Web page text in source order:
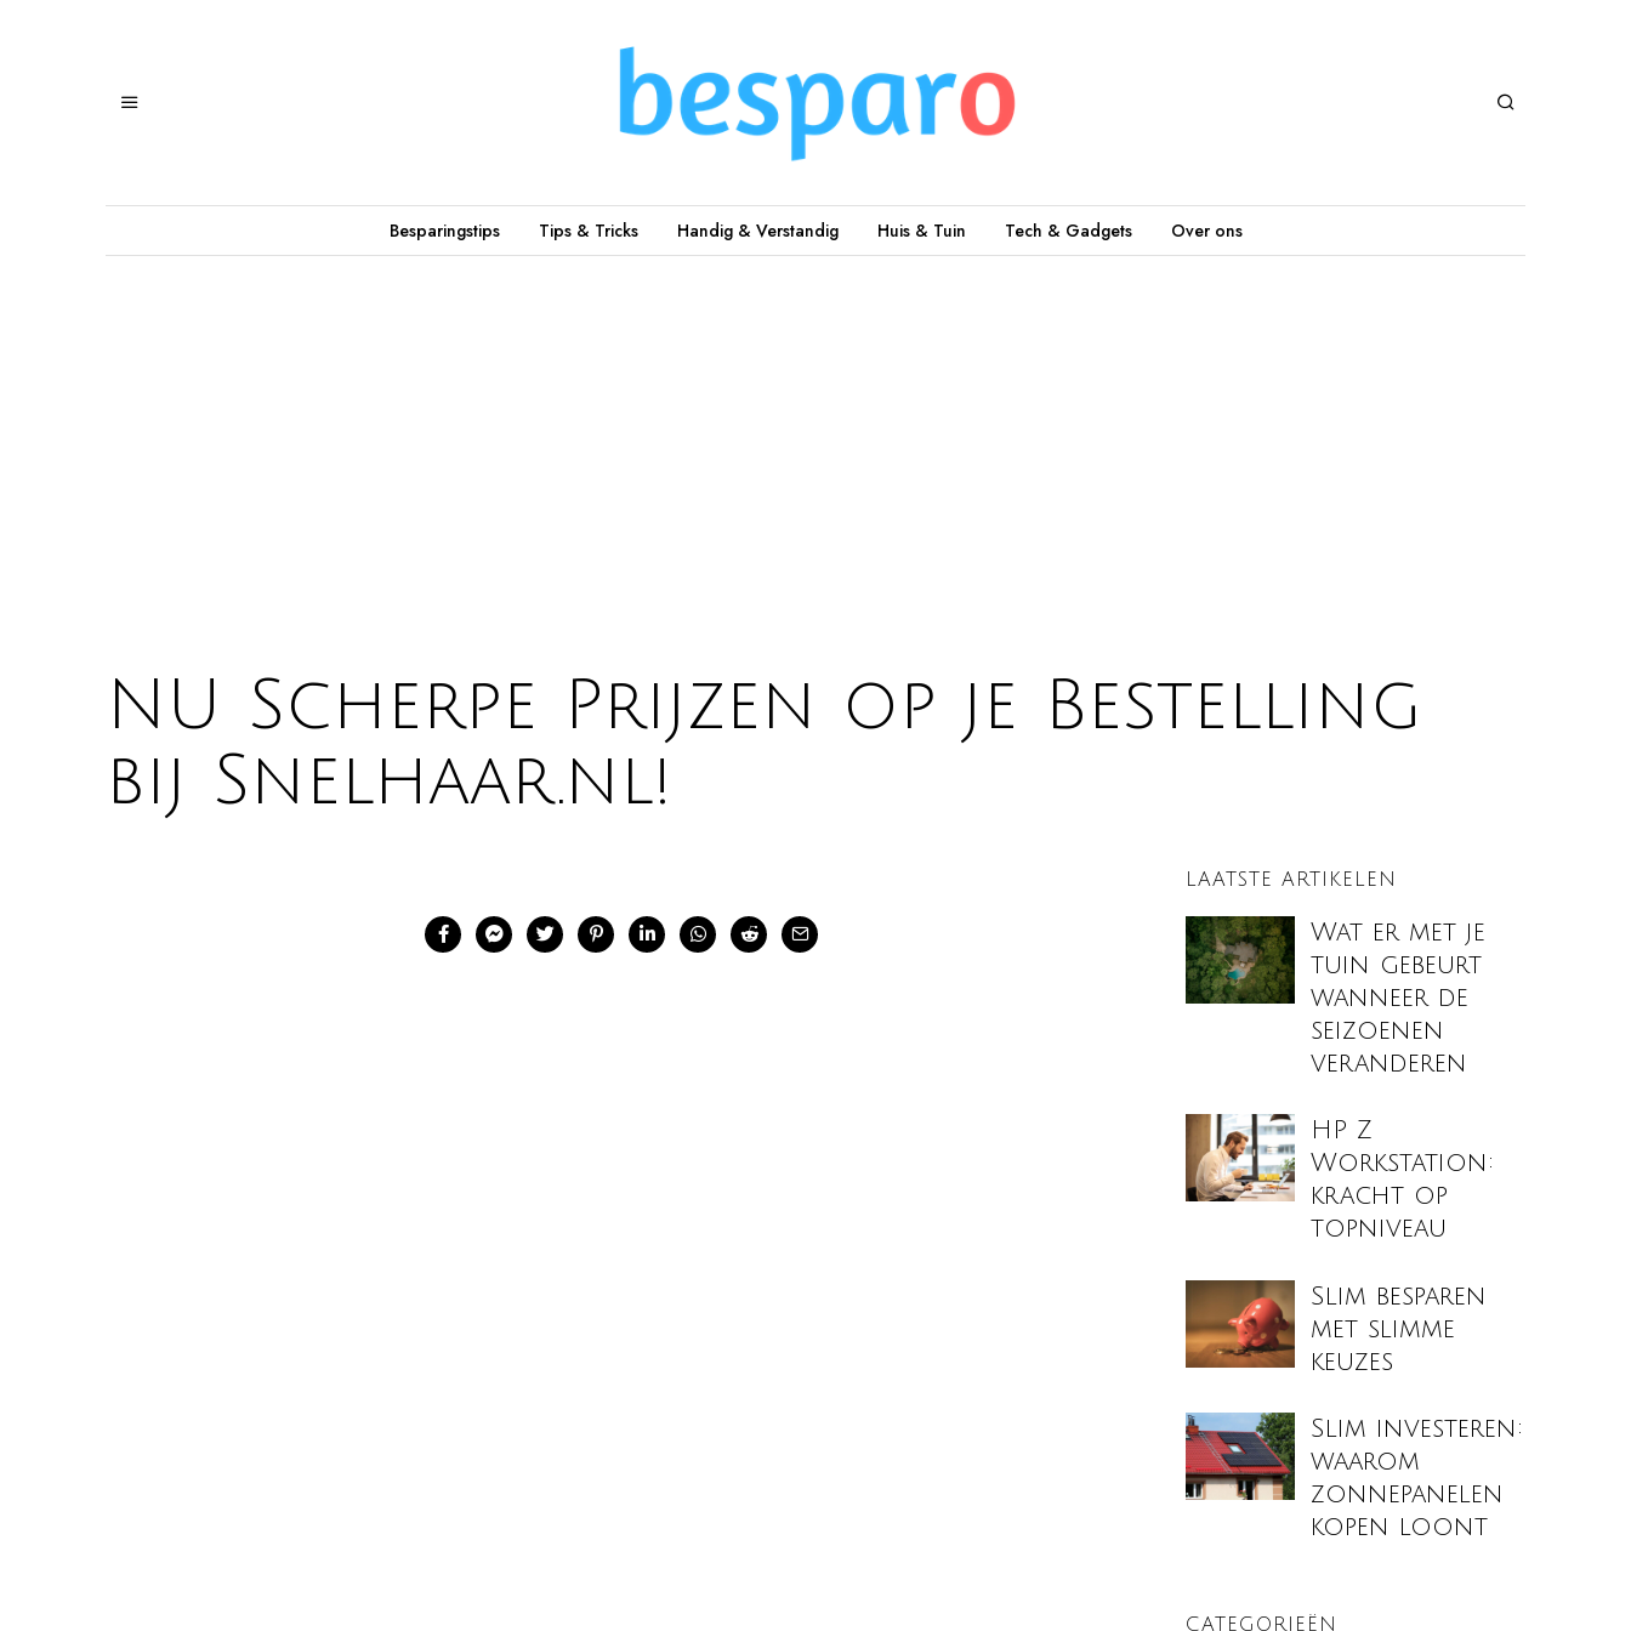
Besparingstips Tips & Tricks Handig & Verstandig Huis & Tuin Tech & Gadgets Over ons
NU Scherpe Prijzen op je Bestelling
bij Snelhaar.nl!
LAATSTE ARTIKELEN
Wat er met je
tuin gebeurt
wanneer de
seizoenen
veranderen
HP Z
Workstation:
kracht op
topniveau
Slim besparen
met slimme
keuzes
Slim investeren:
waarom
zonnepanelen
kopen loont
CATEGORIEËN